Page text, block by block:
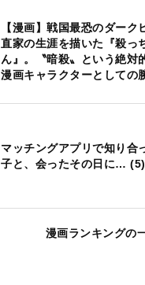
【漫画】戦国最恐のダーク
直家の生涯を描いた『殺っ
ん』。〝暗殺〟という絶対
漫画キャラクターとしての
マッチングアプリで知り合
子と、会ったその日に… (5)
漫画ランキングの